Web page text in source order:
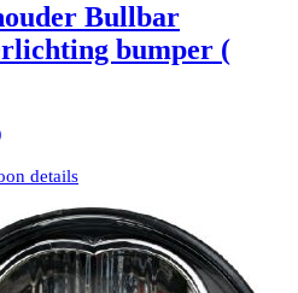
Bullbar
bumper (
details